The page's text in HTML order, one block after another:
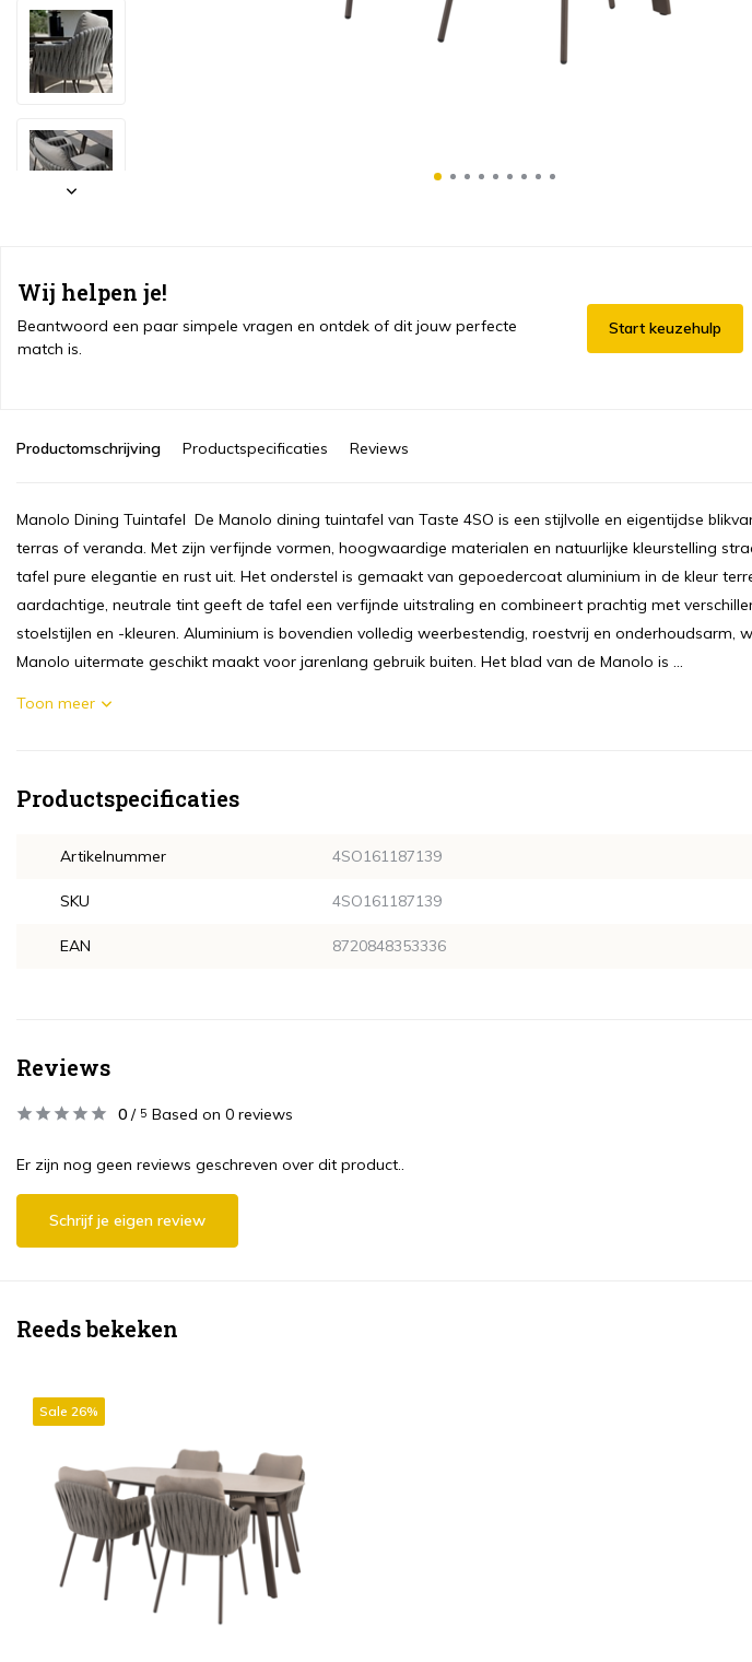
Wij helpen je!
Beantwoord een paar simpele vragen en ontdek of dit jouw perfecte
match is.
Start keuzehulp
Productomschrijving Productspecificaties Reviews
Manolo Dining Tuintafel De Manolo dining tuintafel van Taste 4SO is een stijlvolle en eigentijdse
terras of veranda. Met zijn verfijnde vormen, hoogwaardige materialen en natuurlijke kleurstelling
tafel pure elegantie en rust uit. Het onderstel is gemaakt van gepoedercoat aluminium in de kleur
aardachtige, neutrale tint geeft de tafel een verfijnde uitstraling en combineert prachtig met
stoelstijlen en -kleuren. Aluminium is bovendien volledig weerbestendig, roestvrij en onderhoudsarm,
Manolo uitermate geschikt maakt voor jarenlang gebruik buiten. Het blad van de Manolo is ...
Toon meer
Productspecificaties
Artikelnummer 4SO161187139
SKU 4SO161187139
EAN 8720848353336
Reviews
0 / 5 Based on 0 reviews
Er zijn nog geen reviews geschreven over dit product..
Schrijf je eigen review
Reeds bekeken
Sale 26%